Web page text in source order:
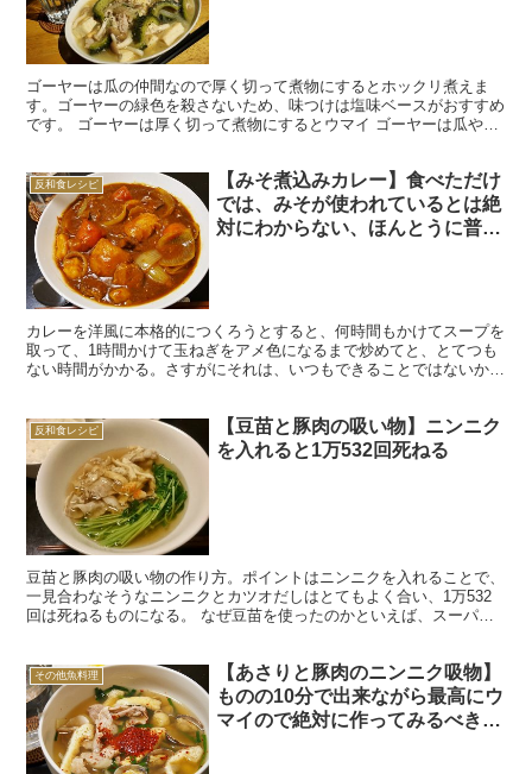
ゴーヤーは瓜の仲間なので厚く切って煮物にするとホックリ煮えま
す。ゴーヤーの緑色を殺さないため、味つけは塩味ベースがおすすめ
です。 ゴーヤーは厚く切って煮物にするとウマイ ゴーヤーは瓜や冬
反和食レシピ
【みそ煮込みカレー】食べただけ
では、みそが使われているとは絶
対にわからない、ほんとうに普通
カレーを洋風に本格的につくろうとすると、何時間もかけてスープを
取って、1時間かけて玉ねぎをアメ色になるまで炒めてと、とてつも
ない時間がかかる。さすがにそれは、いつもできることではないか
反和食レシピ
【豆苗と豚肉の吸い物】ニンニク
を入れると1万532回死ねる
豆苗と豚肉の吸い物の作り方。ポイントはニンニクを入れることで、
一見合わなそうなニンニクとカツオだしはとてもよく合い、1万532
回は死ねるものになる。 なぜ豆苗を使ったのかといえば、スーパー
その他魚料理
【あさりと豚肉のニンニク吸物】
ものの10分で出来ながら最高にウ
マイので絶対に作ってみるべきで